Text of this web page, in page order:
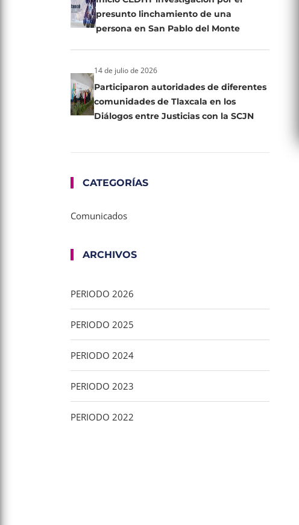
presunto linchamiento de una
persona en San Pablo del Monte
14 de julio de 2026
Participaron autoridades de diferentes
comunidades de Tlaxcala en los
Diálogos entre Justicias con la SCJN
CATEGORÍAS
Comunicados
ARCHIVOS
PERIODO 2026
PERIODO 2025
PERIODO 2024
PERIODO 2023
PERIODO 2022